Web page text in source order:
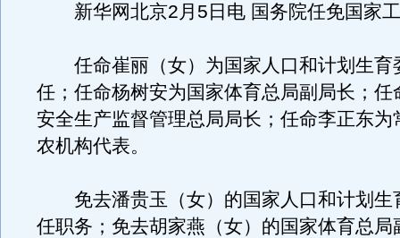
新华网北京2月5日电 国务院任免国家
任命崔丽（女）为国家人口和计划生育
任；任命杨树安为国家体育总局副局长；任
安全生产监督管理总局局长；任命李正东为
农机构代表。
免去潘贵玉（女）的国家人口和计划生
任职务；免去胡家燕（女）的国家体育总局